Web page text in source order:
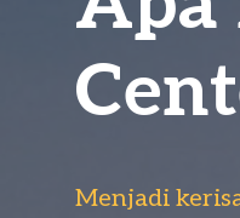
Menjadi